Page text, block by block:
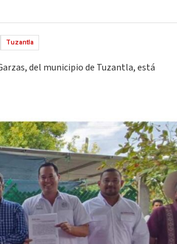
Tuzantla
del municipio de Tuzantla, está